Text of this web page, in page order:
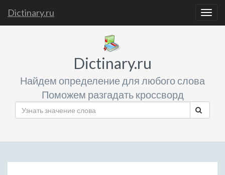
Dictinary.ru
Dictinary.ru
Найдем определение для любого слова
Поможем разгадать кроссворд